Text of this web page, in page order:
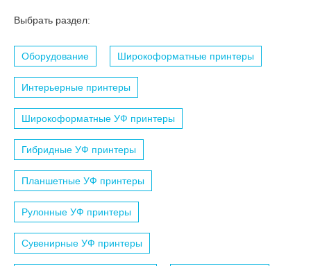
Выбрать раздел:
Оборудование Широкоформатные принтеры
Интерьерные принтеры
Широкоформатные УФ принтеры
Гибридные УФ принтеры
Планшетные УФ принтеры
Рулонные УФ принтеры
Сувенирные УФ принтеры